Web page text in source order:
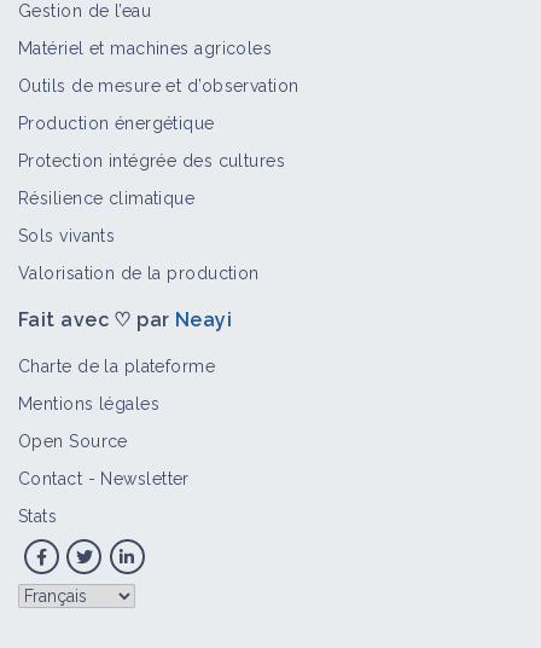
Gestion de l’eau
Matériel et machines agricoles
Outils de mesure et d’observation
Production énergétique
Protection intégrée des cultures
Résilience climatique
Sols vivants
Valorisation de la production
Fait avec ♡ par Neayi
Charte de la plateforme
Mentions légales
Open Source
Contact - Newsletter
Stats